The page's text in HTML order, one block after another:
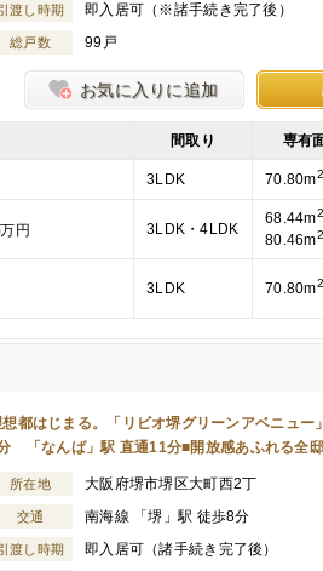
渡し時期 即入居可（※諸手続き完了後）
総戸数 99戸
お気に入りに追加
間取り 専有
3LDK 70.80m2
万円 3LDK・4LDK
68.44m2
80.46m2
3LDK 70.80m2
想都はじまる。「リビオ堺グリーンアベニュー
「なんば」駅 直通11分■開放感あふれる全
所在地 大阪府堺市堺区大町西2丁
交通 南海線 「堺」駅 徒歩8分
渡し時期 即入居可（諸手続き完了後）